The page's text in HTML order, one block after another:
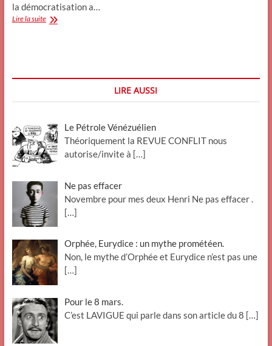
la démocratisation a…
Lire la suiteSchengen,
LIRE AUSSI
Le Pétrole Vénézuélien
Théoriquement la REVUE CONFLIT nous
autorise/invite à […]
Ne pas effacer
Novembre pour mes deux Henri Ne pas effacer .
[…]
Orphée, Eurydice : un mythe prométéen.
Non, le mythe d’Orphée et Eurydice n’est pas une
[…]
Pour le 8 mars.
C’est LAVIGUE qui parle dans son article du 8 […]